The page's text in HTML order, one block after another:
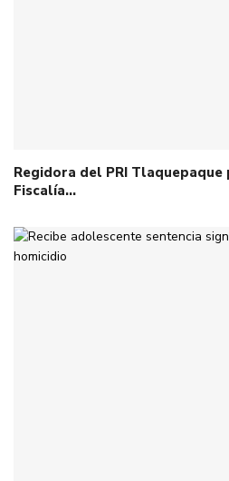
Regidora del PRI
Fiscalía…